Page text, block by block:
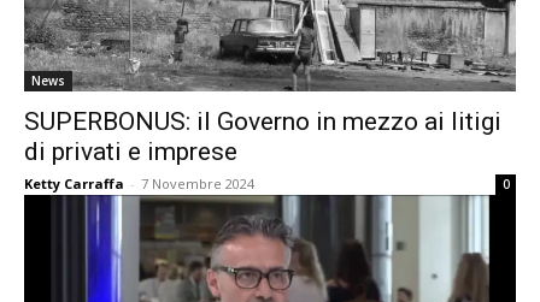
News
SUPERBONUS: il Governo in mezzo ai litigi
di privati e imprese
Ketty Carraffa - 7 Novembre 2024 0